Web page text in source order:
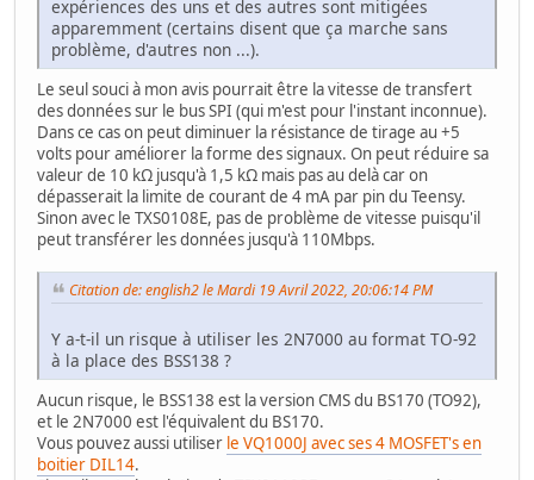
expériences des uns et des autres sont mitigées
apparemment (certains disent que ça marche sans
problème, d'autres non ...).
Le seul souci à mon avis pourrait être la vitesse de transfert
des données sur le bus SPI (qui m'est pour l'instant inconnue).
Dans ce cas on peut diminuer la résistance de tirage au +5
volts pour améliorer la forme des signaux. On peut réduire sa
valeur de 10 kΩ jusqu'à 1,5 kΩ mais pas au delà car on
dépasserait la limite de courant de 4 mA par pin du Teensy.
Sinon avec le TXS0108E, pas de problème de vitesse puisqu'il
peut transférer les données jusqu'à 110Mbps.
Citation de: english2 le Mardi 19 Avril 2022, 20:06:14 PM
Y a-t-il un risque à utiliser les 2N7000 au format TO-92
à la place des BSS138 ?
Aucun risque, le BSS138 est la version CMS du BS170 (TO92),
et le 2N7000 est l'équivalent du BS170.
Vous pouvez aussi utiliser le VQ1000J avec ses 4 MOSFET's en
boitier DIL14.